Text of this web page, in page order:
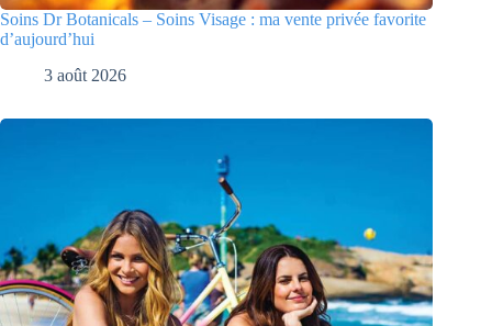
Soins Dr Botanicals – Soins Visage : ma vente privée favorite
d’aujourd’hui
3 août 2026